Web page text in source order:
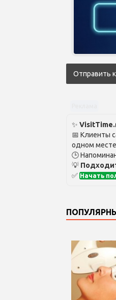
✨
📅 Клиенты
одном
🕒
💡
✅ Начать